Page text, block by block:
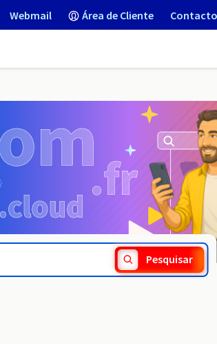
Webmail Área de Cliente
Pesquisar